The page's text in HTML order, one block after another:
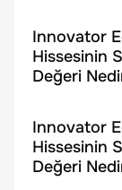
Innovator
Hissesinin
Değeri
Innovator
Hissesinin
Değeri